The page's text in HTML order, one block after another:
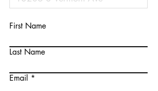
First Name
Last Name
Email